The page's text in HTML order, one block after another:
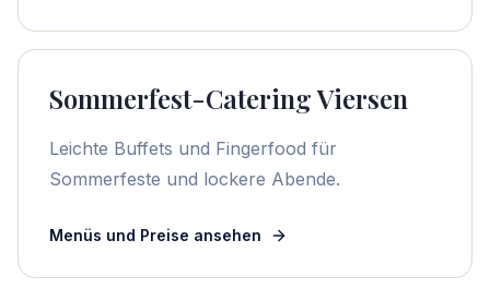
Sommerfest-Catering Viersen
Leichte Buffets und Fingerfood für
Sommerfeste und lockere Abende.
Menüs und Preise ansehen